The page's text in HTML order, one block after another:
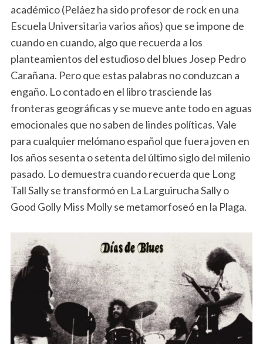
académico (Peláez ha sido profesor de rock en una
Escuela Universitaria varios años) que se impone de
cuando en cuando, algo que recuerda a los
planteamientos del estudioso del blues Josep Pedro
Carañana. Pero que estas palabras no conduzcan a
engaño. Lo contado en el libro trasciende las
fronteras geográficas y se mueve ante todo en aguas
emocionales que no saben de lindes políticas. Vale
para cualquier melómano español que fuera joven en
los años sesenta o setenta del último siglo del milenio
pasado. Lo demuestra cuando recuerda que Long
Tall Sally se transformó en La Larguirucha Sally o
Good Golly Miss Molly se metamorfoseó en la Plaga.